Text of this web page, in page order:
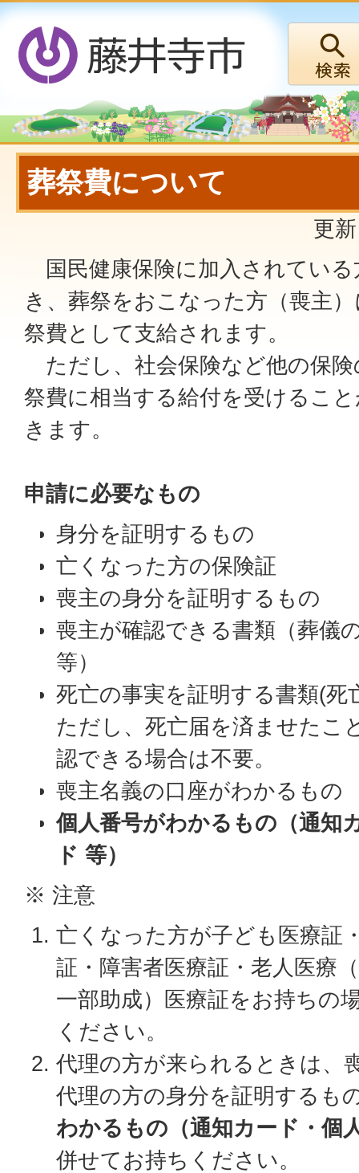
葬祭費について
更
国民健康保険に加入されてい
き、葬祭をおこなった方（喪主
祭費として支給されます。
ただし、社会保険など他の保
祭費に相当する給付を受けるこ
きます。
申請に必要なもの
身分を証明するもの
亡くなった方の保険証
喪主の身分を証明するもの
喪主が確認できる書類（葬儀
等）
死亡の事実を証明する書類(死
ただし、死亡届を済ませたこ
認できる場合は不要。
喪主名義の口座がわかるもの
個人番号がわかるもの（通知
ド 等）
※ 注意
亡くなった方が子ども医療証
証・障害者医療証・老人医療
一部助成）医療証をお持ちの
ください。
代理の方が来られるときは、
代理の方の身分を証明するも
わかるもの（通知カード・個
併せてお持ちください。